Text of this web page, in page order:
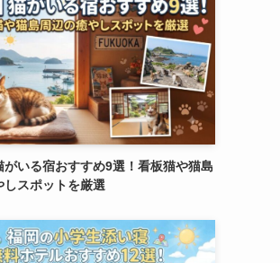
がいる宿おすすめ9選！看板猫や猫島
しスポットを厳選